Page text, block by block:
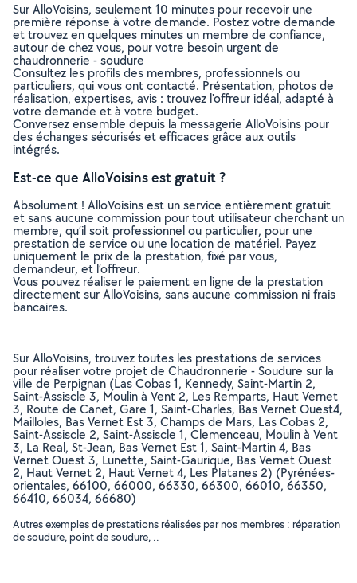
Sur AlloVoisins, seulement 10 minutes pour recevoir une
première réponse à votre demande. Postez votre demande
et trouvez en quelques minutes un membre de confiance,
autour de chez vous, pour votre besoin urgent de
chaudronnerie - soudure
Consultez les profils des membres, professionnels ou
particuliers, qui vous ont contacté. Présentation, photos de
réalisation, expertises, avis : trouvez l'offreur idéal, adapté à
votre demande et à votre budget.
Conversez ensemble depuis la messagerie AlloVoisins pour
des échanges sécurisés et efficaces grâce aux outils
intégrés.
Est-ce que AlloVoisins est gratuit ?
Absolument ! AlloVoisins est un service entièrement gratuit
et sans aucune commission pour tout utilisateur cherchant un
membre, qu’il soit professionnel ou particulier, pour une
prestation de service ou une location de matériel. Payez
uniquement le prix de la prestation, fixé par vous,
demandeur, et l’offreur.
Vous pouvez réaliser le paiement en ligne de la prestation
directement sur AlloVoisins, sans aucune commission ni frais
bancaires.
Sur AlloVoisins, trouvez toutes les prestations de services
pour réaliser votre projet de Chaudronnerie - Soudure sur la
ville de Perpignan (Las Cobas 1, Kennedy, Saint-Martin 2,
Saint-Assiscle 3, Moulin à Vent 2, Les Remparts, Haut Vernet
3, Route de Canet, Gare 1, Saint-Charles, Bas Vernet Ouest4,
Mailloles, Bas Vernet Est 3, Champs de Mars, Las Cobas 2,
Saint-Assiscle 2, Saint-Assiscle 1, Clemenceau, Moulin à Vent
3, La Real, St-Jean, Bas Vernet Est 1, Saint-Martin 4, Bas
Vernet Ouest 3, Lunette, Saint-Gaurique, Bas Vernet Ouest
2, Haut Vernet 2, Haut Vernet 4, Les Platanes 2) (Pyrénées-
orientales, 66100, 66000, 66330, 66300, 66010, 66350,
66410, 66034, 66680)
Autres exemples de prestations réalisées par nos membres : réparation
de soudure, point de soudure, ..